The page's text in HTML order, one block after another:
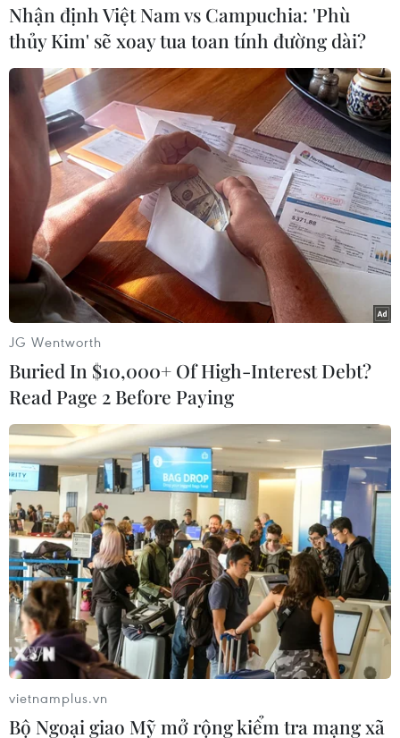
#Giày đá bóng #Thể thao #Bóng đá
#River Plate
#Boca Juniors
#Bàn thắng
#River Plate
#Infographics
#Graphic news
Theo dõi VietnamPlus
TIN LIÊN QUAN
Nhận định Việt Nam vs Campuchia: 'Phù
thủy Kim' sẽ xoay tua toan tính đường dài?
JG Wentworth
Buried In $10,000+ Of High-Interest Debt?
Read Page 2 Before Paying
vietnamplus.vn
Bộ Ngoại giao Mỹ mở rộng kiểm tra mạng xã